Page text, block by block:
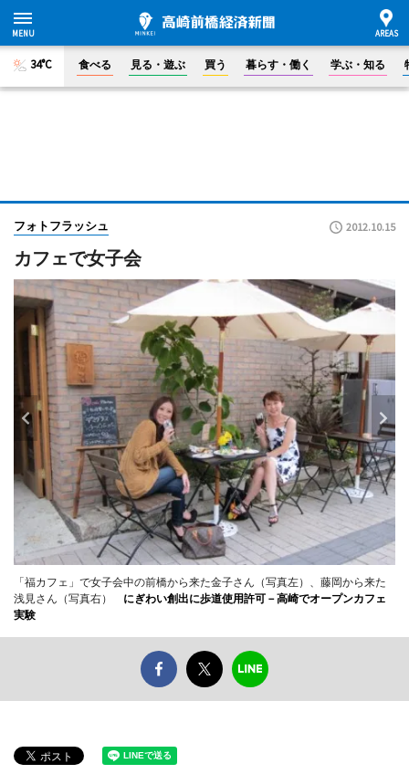
34°C 食べる 見る・遊ぶ 買う 暮らす・働く 学ぶ・知る
フォトフラッシュ 2012.10.15
カフェで女子会
「福カフェ」で女子会中の前橋から来た金子さん（写真左）、藤岡から来た
浅見さん（写真右） にぎわい創出に歩道使用許可－高崎でオープンカフェ
実験